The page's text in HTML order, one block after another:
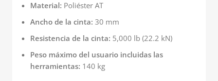
Material: Poliéster AT
Ancho de la cinta: 30 mm
Resistencia de la cinta: 5,000 lb (22.2 kN)
Peso máximo del usuario incluidas las
herramientas: 140 kg